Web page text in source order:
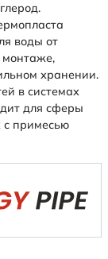
воды от
монтаже,
хранении.
в системах
для сферы
с примесью